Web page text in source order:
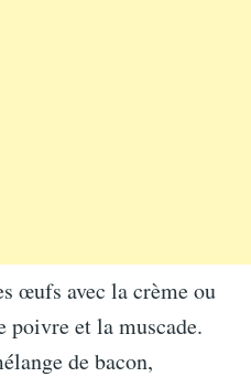
œufs avec la crème ou
et la muscade.
de bacon,